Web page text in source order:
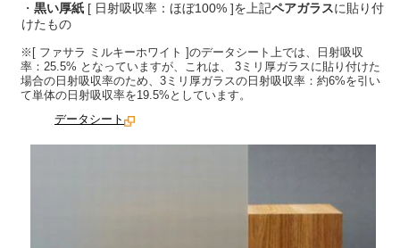
・ 黒い厚紙 [ 日射吸収率：ほぼ100% ]を上記ペアガラスに貼り付
けたもの
※[ ファサラ ミルキーホワイト ]のデータシート上では、日射吸収
率：25.5% となっていますが、これは、 3ミリ厚ガラスに貼り付けた
場合の日射吸収率のため、3ミリ厚ガラスの日射吸収率：約6%を引い
て単体の日射吸収率を19.5%としています。
データシート